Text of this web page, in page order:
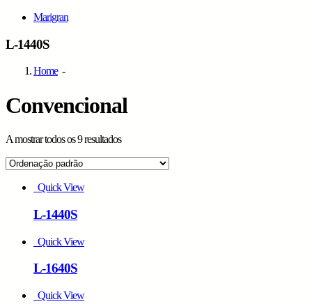
Marigran
L-1440S
Home-
Convencional
A mostrar todos os 9 resultados
Grid
List
Quick View
L-1440S
Quick View
L-1640S
Quick View